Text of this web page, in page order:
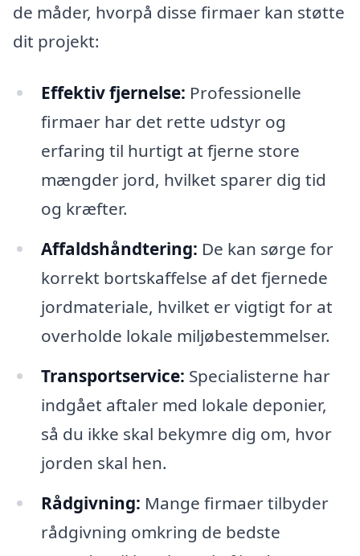
de måder, hvorpå disse firmaer kan støtte
dit projekt:
Effektiv fjernelse: Professionelle
firmaer har det rette udstyr og
erfaring til hurtigt at fjerne store
mængder jord, hvilket sparer dig tid
og kræfter.
Affaldshåndtering: De kan sørge for
korrekt bortskaffelse af det fjernede
jordmateriale, hvilket er vigtigt for at
overholde lokale miljøbestemmelser.
Transportservice: Specialisterne har
indgået aftaler med lokale deponier,
så du ikke skal bekymre dig om, hvor
jorden skal hen.
Rådgivning: Mange firmaer tilbyder
rådgivning omkring de bedste